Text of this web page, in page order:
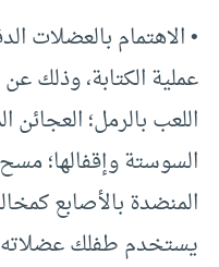
• الاهتمام بالعضلات
عملية الكتابة، وذلك
اللعب بالرمل؛ العجائن
السوستة وإقفالها؛
المنضدة بالأصابع
يستخدم طفلك عضلاته